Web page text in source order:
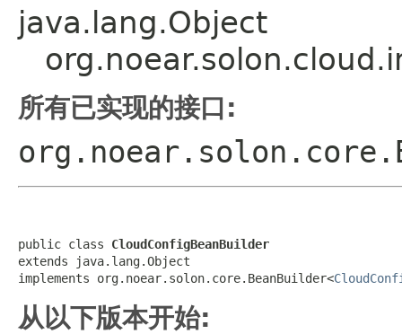
java.lang.Object
所有已实现的接口:
public class CloudConfigBeanBuilder
extends java.lang.Object
implements org.noear.solon.core.BeanBuilder<
从以下版本开始: